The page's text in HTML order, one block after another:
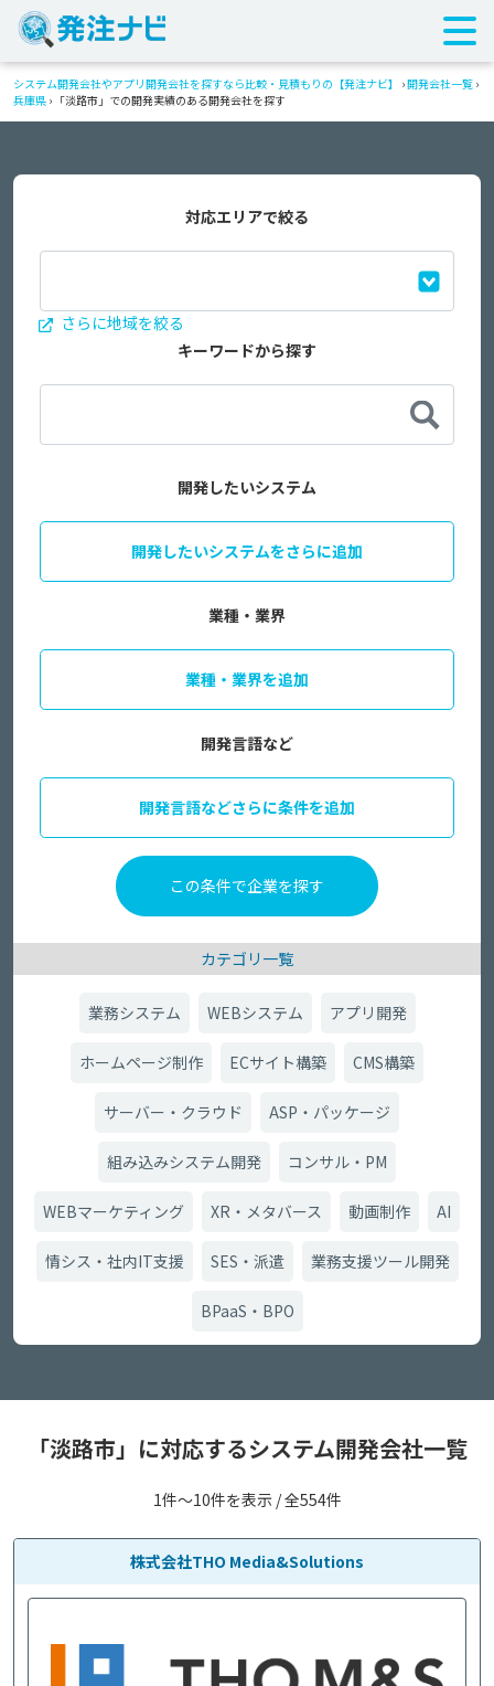
システム開発会社やアプリ開発会社を探すなら比較・見積もりの【発注ナビ】 ›開発会社一覧 ›
兵庫県 › 「淡路市」での開発実績のある開発会社を探す
対応エリアで絞る
さらに地域を絞る
キーワードから探す
開発したいシステム
開発したいシステムをさらに追加
業種・業界
業種・業界を追加
開発言語など
開発言語などさらに条件を追加
カテゴリ一覧
業務システム WEBシステム アプリ開発
ホームページ制作 ECサイト構築 CMS構築
サーバー・クラウド ASP・パッケージ
組み込みシステム開発 コンサル・PM
WEBマーケティング XR・メタバース 動画制作 AI
情シス・社内IT支援 SES・派遣 業務支援ツール開発
BPaaS・BPO
「淡路市」に対応するシステム開発会社一覧
1件〜10件を表示 / 全554件
株式会社THO Media&Solutions